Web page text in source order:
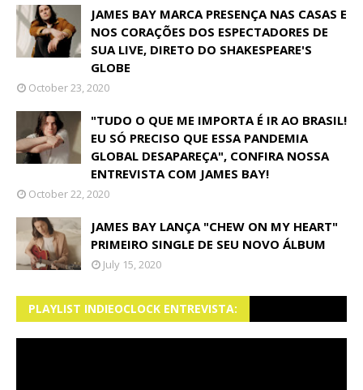
JAMES BAY MARCA PRESENÇA NAS CASAS E
NOS CORAÇÕES DOS ESPECTADORES DE
SUA LIVE, DIRETO DO SHAKESPEARE'S
GLOBE
October 23, 2020
"TUDO O QUE ME IMPORTA É IR AO BRASIL!
EU SÓ PRECISO QUE ESSA PANDEMIA
GLOBAL DESAPAREÇA", CONFIRA NOSSA
ENTREVISTA COM JAMES BAY!
October 22, 2020
JAMES BAY LANÇA "CHEW ON MY HEART"
PRIMEIRO SINGLE DE SEU NOVO ÁLBUM
July 15, 2020
PLAYLIST INDIEOCLOCK ENTREVISTA: